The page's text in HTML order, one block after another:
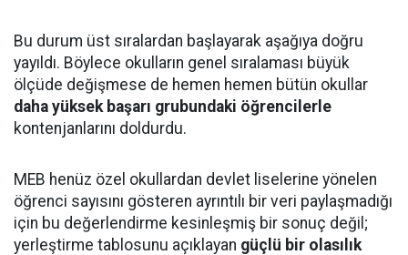
Bu durum üst sıralardan başlayarak aşağıya doğru
yayıldı. Böylece okulların genel sıralaması büyük
ölçüde değişmese de hemen hemen bütün okullar
daha yüksek başarı grubundaki öğrencilerle
kontenjanlarını doldurdu.
MEB henüz özel okullardan devlet liselerine yönelen
öğrenci sayısını gösteren ayrıntılı bir veri paylaşmadığı
için bu değerlendirme kesinleşmiş bir sonuç değil;
yerleştirme tablosunu açıklayan güçlü bir olasılık